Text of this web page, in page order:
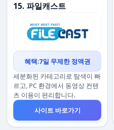
15. 파일캐스트
혜택:7일 무제한 정액권
세분화된 카테고리로 탐색이 빠
르고, PC 환경에서 동영상 컨텐
츠 이용이 편리합니다.
사이트 바로가기